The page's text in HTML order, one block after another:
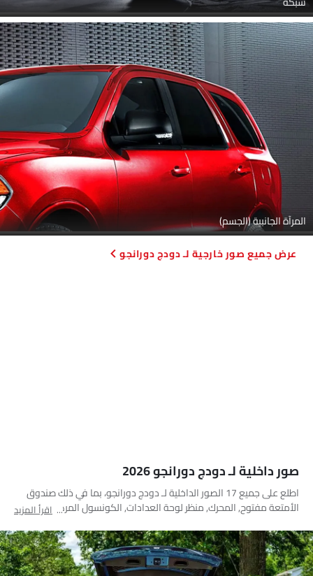
المرآة الجانبية (الجسم)
صور خارجية لـ دودج دورانجو
صور داخلية لـ دودج دورانجو 2026
اطلع على جميع 17 الصور الداخلية لـ دودج دورانجو، بما في ذلك صندوق
الأمتعة مفتوح, المحرك, منظر لوحة العدادات, الكونسول المركزي, التحكم
الوظائف, المقاعد الأمامية والخلفية معًا, المقاعد الخلفية, حاملات
الأكواب, مغير السرعات, منظر مكبرات الصوت, نظام الترفيه للمقاعد
الخلفية, التحكم الجانبي في المكيف, جهاز تحديد المواقع, شاشة اللمس
اقرأ المزيد